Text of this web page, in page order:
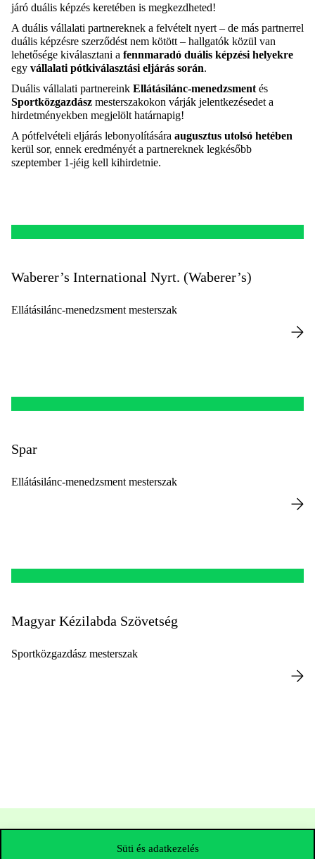
Süti és adatkezelés
járó duális képzés keretében is megkezdheted!
A duális vállalati partnereknek a felvételt nyert – de más partnerrel
duális képzésre szerződést nem kötött – hallgatók közül van
lehetősége kiválasztani a fennmaradó duális képzési helyekre
egy vállalati pótkiválasztási eljárás során.
Duális vállalati partnereink Ellátásilánc-menedzsment és
Sportközgazdász mesterszakokon várják jelentkezésedet a
hirdetményekben megjelölt határnapig!
A pótfelvételi eljárás lebonyolítására augusztus utolsó hetében
kerül sor, ennek eredményét a partnereknek legkésőbb
szeptember 1-jéig kell kihirdetnie.
Waberer’s International Nyrt. (Waberer’s)
Ellátásilánc-menedzsment mesterszak
Spar
Ellátásilánc-menedzsment mesterszak
Magyar Kézilabda Szövetség
Sportközgazdász mesterszak